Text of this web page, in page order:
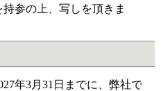
持参の上、写しを頂きま
年3月31日までに、弊社で